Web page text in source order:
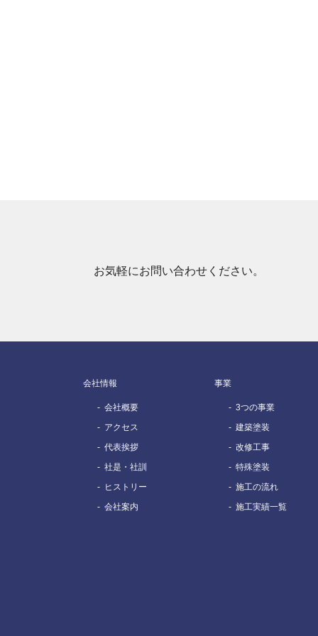
お気軽にお問い合わせください。
会社情報
会社概要
アクセス
代表挨拶
社是・社訓
ヒストリー
会社案内
事業
3つの事業
建築塗装
改修工事
特殊塗装
施工の流れ
施工実績一覧